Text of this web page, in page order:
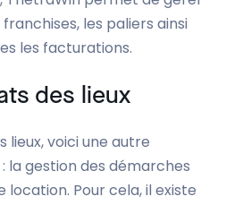
les paliers ainsi
les facturations.
des lieux
lieux, voici une autre
la gestion des démarches
location. Pour cela, il existe